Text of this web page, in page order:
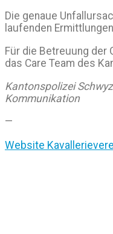
Die genaue
laufenden
Für die Betreuung der
das Care Team des
Kantonspolizei Schwyz
Kommunikation
—
Website